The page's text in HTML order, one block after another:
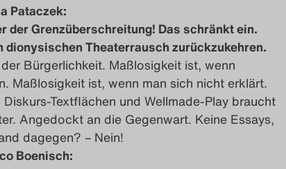
Pataczek:
der Grenzüberschreitung! Das schränkt ein.
dionysischen Theaterrausch zurückzukehren.
Bürgerlichkeit. Maßlosigkeit ist, wenn
Maßlosigkeit ist, wenn man sich nicht erklärt.
Textflächen und Wellmade-Play braucht
Angedockt an die Gegenwart. Keine Essays,
dagegen? – Nein!
Boenisch: